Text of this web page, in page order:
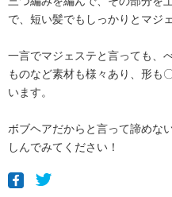
で、短い髪でもしっかりとマジ
一言でマジェステと言っても、
ものなど素材も様々あり、形も
います。
ボブヘアだからと言って諦めな
しんでみてください！